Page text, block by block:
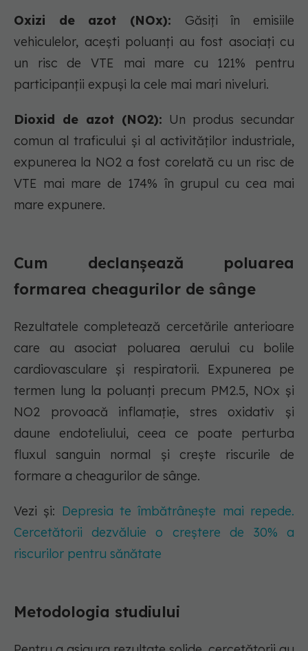
Oxizi de azot (NOx): Găsiți în emisiile
vehiculelor, acești poluanți au fost asociați cu
un risc de VTE mai mare cu 121% pentru
participanții expuși la cele mai mari niveluri.
Dioxid de azot (NO2): Un produs secundar
comun al traficului și al activităților industriale,
expunerea la NO2 a fost corelată cu un risc de
VTE mai mare de 174% în grupul cu cea mai
mare expunere.
Cum declanșează poluarea
formarea cheagurilor de sânge
Rezultatele completează cercetările anterioare
care au asociat poluarea aerului cu bolile
cardiovasculare și respiratorii. Expunerea pe
termen lung la poluanți precum PM2.5, NOx și
NO2 provoacă inflamație, stres oxidativ și
daune endoteliului, ceea ce poate perturba
fluxul sanguin normal și crește riscurile de
formare a cheagurilor de sânge.
Vezi și: Depresia te îmbătrânește mai repede.
Cercetătorii dezvăluie o creștere de 30% a
riscurilor pentru sănătate
Metodologia studiului